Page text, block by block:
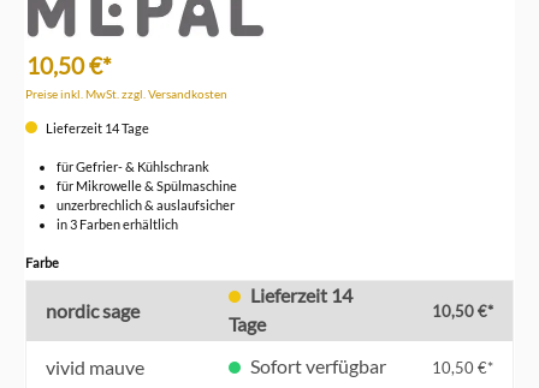
10,50 €*
Preise inkl. MwSt. zzgl. Versandkosten
Lieferzeit 14 Tage
für Gefrier- & Kühlschrank
für Mikrowelle & Spülmaschine
unzerbrechlich & auslaufsicher
in 3 Farben erhältlich
Farbeauswählen
nordic sage
Tage
10,50 €*
vivid mauve Sofort verfügbar 10,50 €*